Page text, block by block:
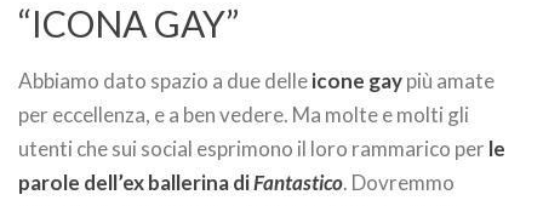
“ICONA GAY”
Abbiamo dato spazio a due delleicone gaypiù amate
per eccellenza, e a ben vedere. Ma molte e molti gli
utenti che sui social esprimono il loro rammarico perle
parole dell’ex ballerina diFantastico. Dovremmo